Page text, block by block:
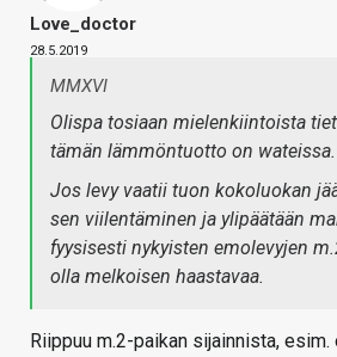
Love_doctor
28.5.2019
MMXVI
Olispa tosiaan mielenkiintoista
tämän lämmöntuotto on wateissa.
Jos levy vaatii tuon kokoluokan
sen viilentäminen ja ylipäätään
fyysisesti nykyisten emolevyjen
olla melkoisen haastavaa.
Riippuu m.2-paikan sijainnista,